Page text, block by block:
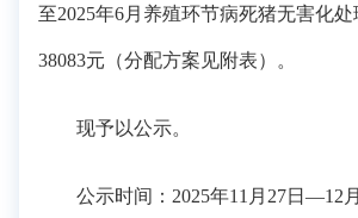
至2025年6月养殖环节病死猪无害化
38083元（分配方案见附表）。
现予以公示。
公示时间：2025年11月27日—12